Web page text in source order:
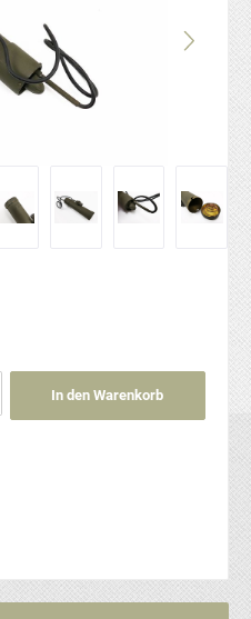
ein oder benutze die Schaltflächen um die
In den Warenkorb